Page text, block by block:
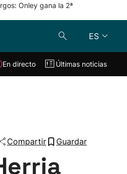
Onley gana la 2ª
ES
En directo
En directo Últimas noticias
Compartir Guardar